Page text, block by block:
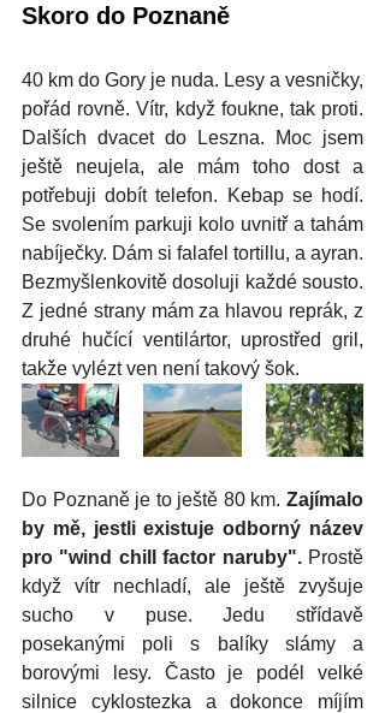
Skoro do Poznaně
40 km do Gory je nuda. Lesy a vesničky,
pořád rovně. Vítr, když foukne, tak proti.
Dalších dvacet do Leszna. Moc jsem
ještě neujela, ale mám toho dost a
potřebuji dobít telefon. Kebap se hodí.
Se svolením parkuji kolo uvnitř a tahám
nabíječky. Dám si falafel tortillu, a ayran.
Bezmyšlenkovitě dosoluji každé sousto.
Z jedné strany mám za hlavou reprák, z
druhé hučící ventilártor, uprostřed gril,
takže vylézt ven není takový šok.
Do Poznaně je to ještě 80 km. Zajímalo
by mě, jestli existuje odborný název
pro "wind chill factor naruby". Prostě
když vítr nechladí, ale ještě zvyšuje
sucho v puse. Jedu střídavě
posekanými poli s balíky slámy a
borovými lesy. Často je podél velké
silnice cyklostezka a dokonce míjím